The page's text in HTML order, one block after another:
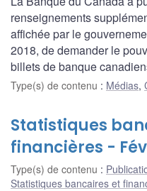
renseignements
affichée par le
2018, de demander le
billets de banque
Type(s) de contenu : Médias,
Statistiques
financières -
Type(s) de contenu :
Statistiques bancaires et